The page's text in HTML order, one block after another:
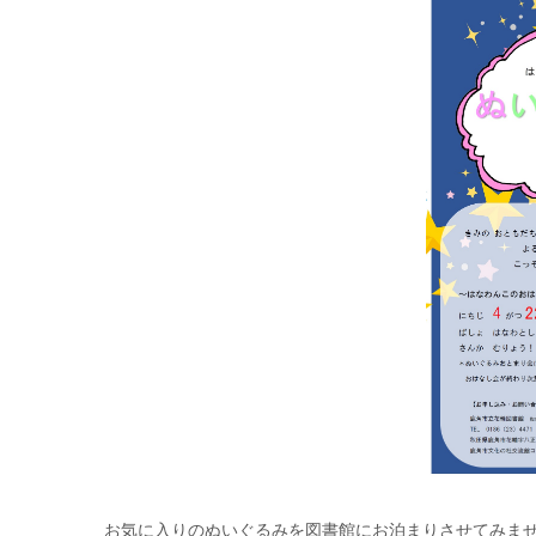
お気に入りのぬいぐるみを図書館にお泊まりさせてみま